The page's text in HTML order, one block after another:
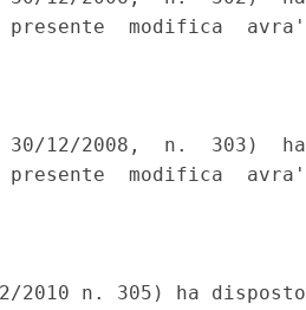
modifica  avra'
12/2008,  n.  303)  ha
modifica  avra'
2010 n. 305) ha disposto